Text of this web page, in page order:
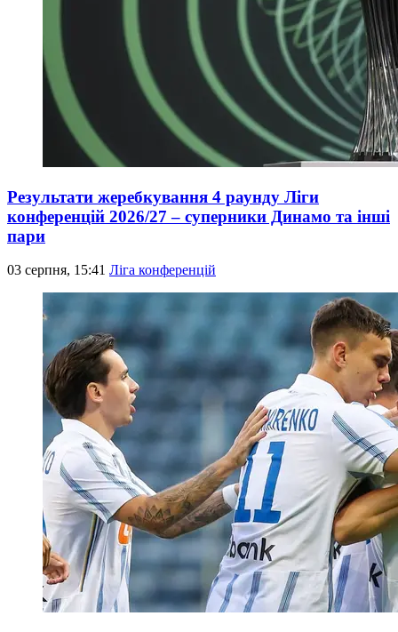
Результати жеребкування 4 раунду Ліги
конференцій 2026/27 – суперники Динамо та інші
пари
03 серпня, 15:41 Ліга конференцій